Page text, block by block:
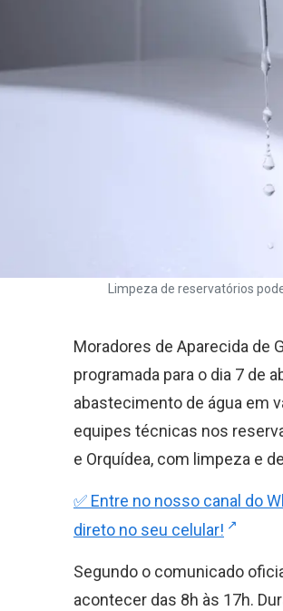
Limpeza de reservatórios
Moradores de Aparecida de
programada para o dia 7 de
abastecimento de água em
equipes técnicas nos
e Orquídea, com limpeza e
✅ Entre no nosso canal do
direto no seu celular!
Segundo o comunicado
acontecer das 8h às 17h.